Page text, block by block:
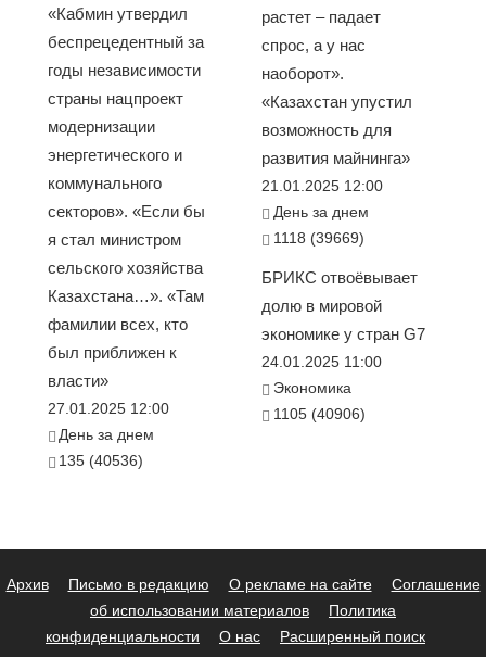
«Кабмин утвердил
беспрецедентный за
годы независимости
страны нацпроект
модернизации
энергетического и
коммунального
секторов». «Если бы
я стал министром
сельского хозяйства
Казахстана…». «Там
фамилии всех, кто
был приближен к
власти»
27.01.2025 12:00
День за днем
135 (40536)
растет – падает
спрос, а у нас
наоборот».
«Казахстан упустил
возможность для
развития майнинга»
21.01.2025 12:00
День за днем
1118 (39669)
БРИКС отвоёвывает
долю в мировой
экономике у стран G7
24.01.2025 11:00
Экономика
1105 (40906)
Архив Письмо в редакцию О рекламе на сайте
Соглашение
об использовании материалов
Политика
конфиденциальности
О нас Расширенный поиск